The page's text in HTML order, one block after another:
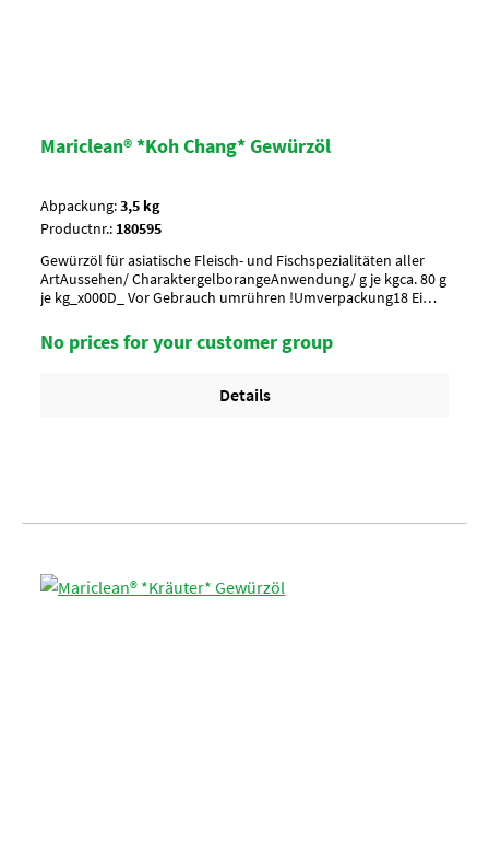
Mariclean® *Koh Chang* Gewürzöl
Abpackung:3,5 kg
Productnr.: 180595
Gewürzöl für asiatische Fleisch- und Fischspezialitäten aller
ArtAussehen/ CharaktergelborangeAnwendung/ g je kgca. 80 g
je kg_x000D_ Vor Gebrauch umrühren !Umverpackung18 Eimer
StatusHalal geeignet
No prices for your customer group
Details